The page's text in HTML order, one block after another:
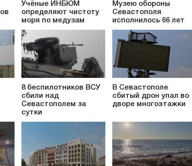
Учёные ИНБЮМ
определяют чистоту
моря по медузам
Музею обороны
Севастополя
исполнилось 66 лет
8 беспилотников ВСУ
сбили над
Севастополем за
сутки
В Севастополе
сбитый дрон упал во
дворе многоэтажки